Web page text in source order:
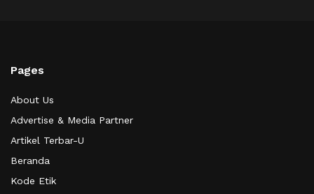
Pages
About Us
Advertise & Media Partner
Artikel Terbar-U
Beranda
Kode Etik